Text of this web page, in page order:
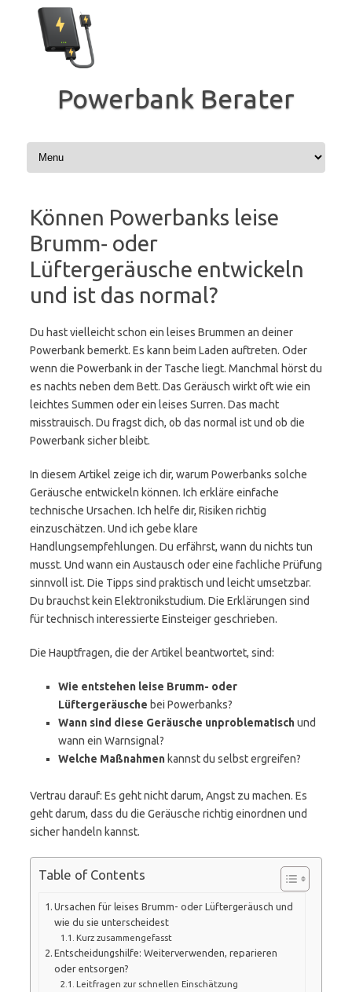
Inhalt
springen
Powerbank Berater
Können Powerbanks leise
Brumm‑ oder
Lüftergeräusche entwickeln
und ist das normal?
Du hast vielleicht schon ein leises Brummen an deiner
Powerbank bemerkt. Es kann beim Laden auftreten. Oder
wenn die Powerbank in der Tasche liegt. Manchmal hörst du
es nachts neben dem Bett. Das Geräusch wirkt oft wie ein
leichtes Summen oder ein leises Surren. Das macht
misstrauisch. Du fragst dich, ob das normal ist und ob die
Powerbank sicher bleibt.
In diesem Artikel zeige ich dir, warum Powerbanks solche
Geräusche entwickeln können. Ich erkläre einfache
technische Ursachen. Ich helfe dir, Risiken richtig
einzuschätzen. Und ich gebe klare
Handlungsempfehlungen. Du erfährst, wann du nichts tun
musst. Und wann ein Austausch oder eine fachliche Prüfung
sinnvoll ist. Die Tipps sind praktisch und leicht umsetzbar.
Du brauchst kein Elektronikstudium. Die Erklärungen sind
für technisch interessierte Einsteiger geschrieben.
Die Hauptfragen, die der Artikel beantwortet, sind:
Wie entstehen leise Brumm- oder
Lüftergeräusche bei Powerbanks?
Wann sind diese Geräusche unproblematischund
wann ein Warnsignal?
Welche Maßnahmen kannst du selbst ergreifen?
Vertrau darauf: Es geht nicht darum, Angst zu machen. Es
geht darum, dass du die Geräusche richtig einordnen und
sicher handeln kannst.
Table of Contents
Ursachen für leises Brumm- oder Lüftergeräusch und
wie du sie unterscheidest
Kurz zusammengefasst
Entscheidungshilfe: Weiterverwenden, reparieren
oder entsorgen?
Leitfragen zur schnellen Einschätzung